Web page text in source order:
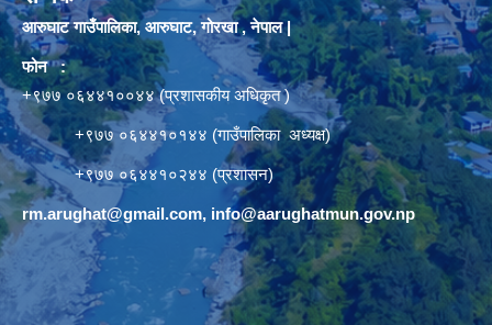
आरुघाट गाउँपालिका, आरुघाट, गोरखा , नेपाल |
फोन :
+९७७ ०६४४१००४४ (प्रशासकीय अधिकृत )
+९७७ ०६४४१०१४४ (गाउँपालिका अध्यक्ष)
+९७७ ०६४४१०२४४ (प्रशासन)
rm.arughat@gmail.com, info@aarughatmun.gov.np